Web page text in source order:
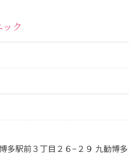
ク
多駅前３丁目２６−２９ 九勧博多